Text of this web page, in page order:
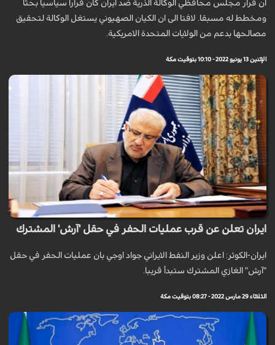
ان قرار مجلس محافظي الوكالة الذرية ضد ايران كان قرارا سياسيا بحتًا
ومخطط له مسبقا. لافتا الى ان الکیان الصهیوني يستغل الوكالة لتحقيق
مصالحها بدعم من الولايات المتحدة الامريكية.
الإثنين 13 يونيو 2022 - 10:10 بتوقيت مكة
ايران تعلن عن قرب عمليات الحفر في حقل 'آرش' المشترك
ايران-الكوثر: اعلن وزير النفط الايراني جواد اوجي بان عمليات الحفر في حقل
"آرش" الغازي المشترك ستبدأ قريبا.
الثلاثاء 29 مارس 2022 - 08:27 بتوقيت مكة